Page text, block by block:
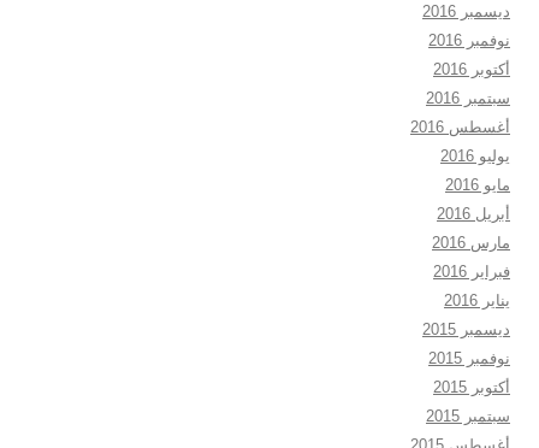
ديسمبر 2016
نوفمبر 2016
أكتوبر 2016
سبتمبر 2016
أغسطس 2016
يوليو 2016
مايو 2016
أبريل 2016
مارس 2016
فبراير 2016
يناير 2016
ديسمبر 2015
نوفمبر 2015
أكتوبر 2015
سبتمبر 2015